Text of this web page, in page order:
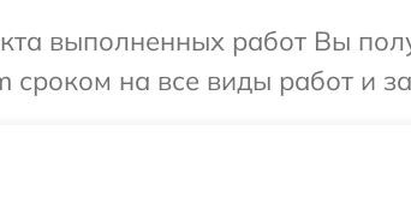
выполненных работ Вы
на все виды работ и